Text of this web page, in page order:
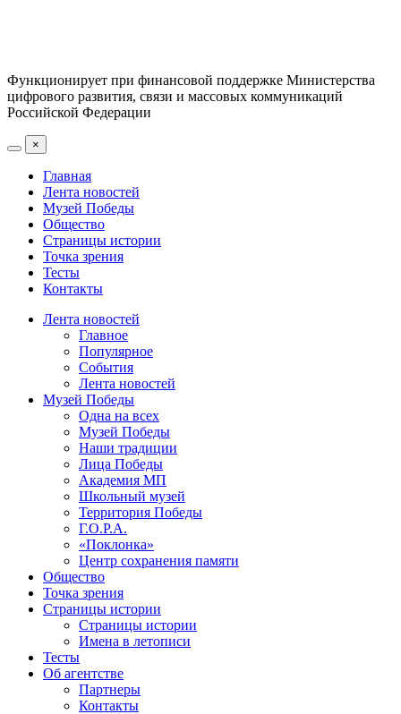
Функционирует при финансовой поддержке Министерства
цифрового развития, связи и массовых коммуникаций
Российской Федерации
×
Главная
Лента новостей
Музей Победы
Общество
Страницы истории
Точка зрения
Тесты
Контакты
Лента новостей
Главное
Популярное
События
Лента новостей
Музей Победы
Одна на всех
Музей Победы
Наши традиции
Лица Победы
Академия МП
Школьный музей
Территория Победы
Г.О.Р.А.
«Поклонка»
Центр сохранения памяти
Общество
Точка зрения
Страницы истории
Страницы истории
Имена в летописи
Тесты
Об агентстве
Партнеры
Контакты